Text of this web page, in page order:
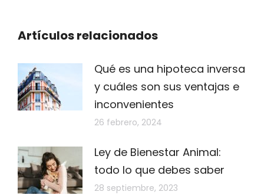
Artículos relacionados
Qué es una hipoteca inversa
y cuáles son sus ventajas e
inconvenientes
26 febrero, 2024
Ley de Bienestar Animal:
todo lo que debes saber
28 septiembre, 2023